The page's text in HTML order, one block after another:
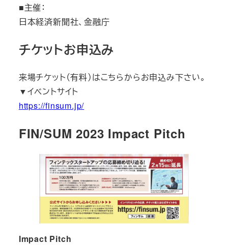
■主催：
日本経済新聞社、金融庁
チケットお申込み
来場チケット（有料）はこちらからお申込み下さい。
▼イベントサイト
https://finsum.jp/
FIN/SUM 2023 Impact Pitch
Impact Pitch